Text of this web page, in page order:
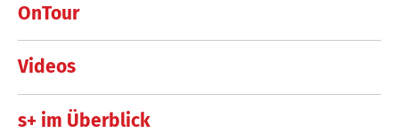
OnTour
Videos
s+ im Überblick